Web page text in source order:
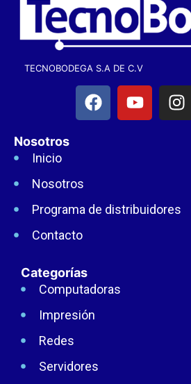
TECNOBODEGA S.A DE C.V
Nosotros
Inicio
Nosotros
Programa de distribuidores
Contacto
Categorías
Computadoras
Impresión
Redes
Servidores